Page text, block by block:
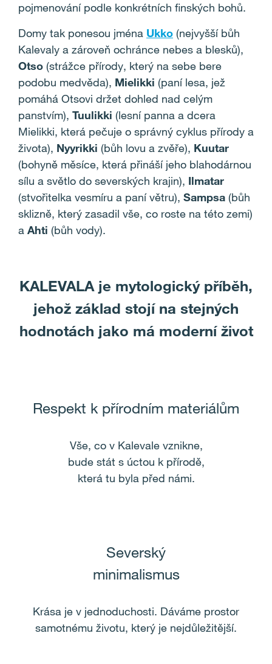
pojmenování podle konkrétních finských bohů.
Domy tak ponesou jména Ukko (nejvyšší bůh
Kalevaly a zároveň ochránce nebes a blesků),
Otso (strážce přírody, který na sebe bere
podobu medvěda), Mielikki (paní lesa, jež
pomáhá Otsovi držet dohled nad celým
panstvím), Tuulikki (lesní panna a dcera
Mielikki, která pečuje o správný cyklus přírody a
života), Nyyrikki (bůh lovu a zvěře), Kuutar
(bohyně měsíce, která přináší jeho blahodárnou
sílu a světlo do severských krajin), Ilmatar
(stvořitelka vesmíru a paní větru), Sampsa (bůh
sklizně, který zasadil vše, co roste na této zemi)
a Ahti (bůh vody).
KALEVALA je mytologický příběh,
jehož základ stojí na stejných
hodnotách jako má moderní život
Respekt k přírodním materiálům
Vše, co v Kalevale vznikne,
bude stát s úctou k přírodě,
která tu byla před námi.
Severský
minimalismus
Krása je v jednoduchosti. Dáváme prostor
samotnému životu, který je nejdůležitější.